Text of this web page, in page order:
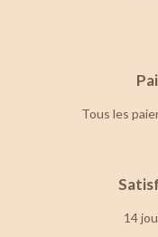
Tous les
14